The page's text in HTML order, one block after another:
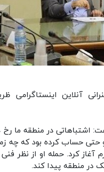
آنلاین
اشتباهاتی در منطقه ما
حتی حساب کرده بود که چه
کرد. حمله او از نظر
در منطقه پیدا کند.